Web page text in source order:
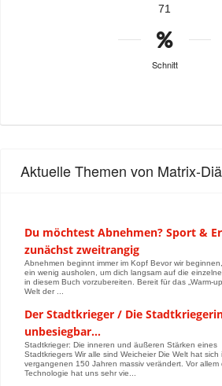
71
Schnitt
Aktuelle Themen von Matrix-
Du möchtest Abnehmen? Sport &
zunächst zweitrangig
Abnehmen beginnt immer im Kopf Bevor wir beginnen,
ein wenig ausholen, um dich langsam auf die
in diesem Buch vorzubereiten. Bereit für das „Warm-
Welt der ...
Der Stadtkrieger / Die
unbesiegbar…
Stadtkrieger: Die inneren und äußeren Stärken eines
Stadtkriegers Wir alle sind Weicheier Die Welt hat sich
vergangenen 150 Jahren massiv verändert. Vor allem
Technologie hat uns sehr vie...